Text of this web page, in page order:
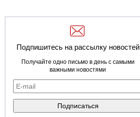
Подпишитесь на рассылку новостей
Получайте одно письмо в день с самыми
важными новостями